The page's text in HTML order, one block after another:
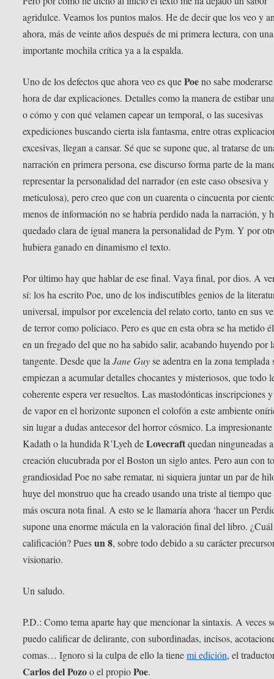
agridulce. Veamos los puntos malos. He de decir que los veo y
ahora, más de veinte años después de mi primera lectura, con una
importante mochila crítica ya a la espalda.
Uno de los defectos que ahora veo es quePoeno sabe
hora de dar explicaciones. Detalles como la manera de estibar
o cómo y con qué velamen capear un temporal, o las sucesivas
expediciones buscando cierta isla fantasma, entre otras
excesivas, llegan a cansar. Sé que se supone que, al tratarse de
narración en primera persona, ese discurso forma parte de la
representar la personalidad del narrador (en este caso obsesiva y
meticulosa), pero creo que con un cuarenta o cincuenta por
menos de información no se habría perdido nada la narración, y
quedado clara de igual manera la personalidad de Pym. Y por
hubiera ganado en dinamismo el texto.
Por último hay que hablar de ese final. Vaya final, por dios. A
sí: los ha escrito Poe, uno de los indiscutibles genios de la
universal, impulsor por excelencia del relato corto, tanto en sus
de terror como policiaco. Pero es que en esta obra se ha metido
en un fregado del que no ha sabido salir, acabando huyendo por
tangente. Desde que laJane Guyse adentra en la zona templada
empiezan a acumular detalles chocantes y misteriosos, que todo
coherente espera ver resueltos. Las mastodónticas inscripciones
de vapor en el horizonte suponen el colofón a este ambiente
sin lugar a dudas antecesor del horror cósmico. La impresionante
Kadath o la hundida R’Lyeh deLovecraftquedan ninguneadas
creación elucubrada por el Boston un siglo antes. Pero aun con
grandiosidad Poe no sabe rematar, ni siquiera juntar un par de
huye del monstruo que ha creado usando una triste al tiempo
más oscura nota final. A esto se le llamaría ahora ‘hacer un
supone una enorme mácula en la valoración final del libro. ¿Cuál
calificación? Puesun 8, sobre todo debido a su carácter
visionario.
Un saludo.
P.D.: Como tema aparte hay que mencionar la sintaxis. A veces
puedo calificar de delirante, con subordinadas, incisos,
comas… Ignoro si la culpa de ello la tienemi edición, el
Carlos del Pozoo el propioPoe.